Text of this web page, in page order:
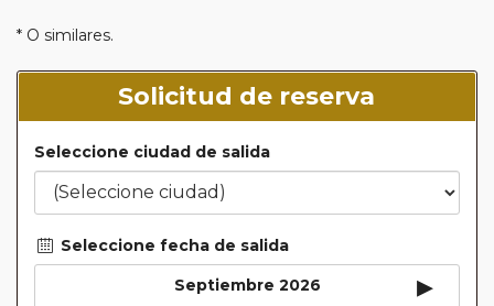
* O similares.
Solicitud de reserva
Seleccione ciudad de salida
Seleccione fecha de salida
Septiembre 2026
▸